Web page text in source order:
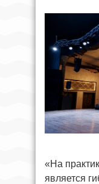
«На
является